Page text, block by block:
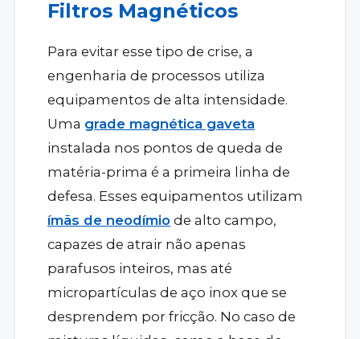
Filtros Magnéticos
Para evitar esse tipo de crise, a
engenharia de processos utiliza
equipamentos de alta intensidade.
Uma grade magnética gaveta
instalada nos pontos de queda de
matéria-prima é a primeira linha de
defesa. Esses equipamentos utilizam
ímãs de neodímio de alto campo,
capazes de atrair não apenas
parafusos inteiros, mas até
micropartículas de aço inox que se
desprendem por fricção. No caso de